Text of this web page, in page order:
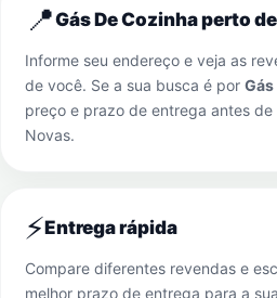
📍Gás De Cozinha perto
Informe seu endereço e veja as
de você. Se a sua busca é por
preço e prazo de entrega antes de
Novas.
⚡Entrega rápida
Compare diferentes revendas e
melhor prazo de entrega para a